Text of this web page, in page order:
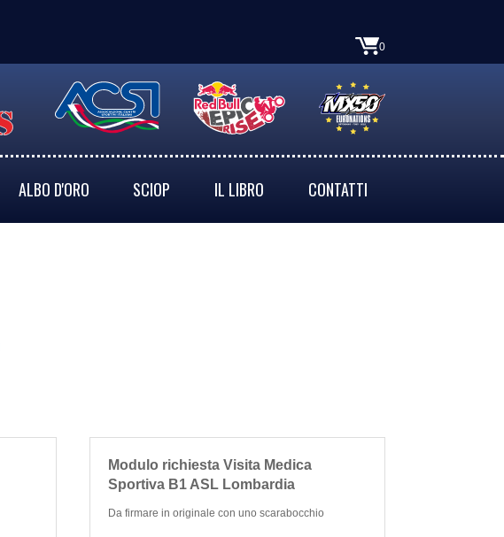
0
ALBO D'ORO SCIOP IL LIBRO CONTATTI
Modulo richiesta Visita Medica
Sportiva B1 ASL Lombardia
Da firmare in originale con uno scarabocchio